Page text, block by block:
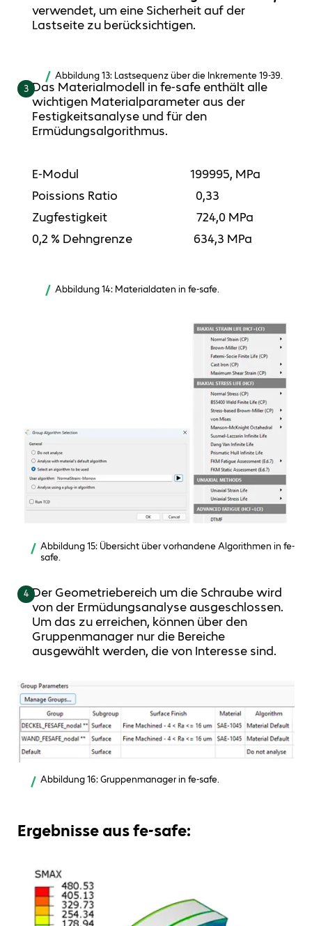
verwendet, um eine Sicherheit auf der
Lastseite zu berücksichtigen.
Abbildung 13: Lastsequenz über die Inkremente 19-39.
3 Das Materialmodell in fe-safe enthält alle
wichtigen Materialparameter aus der
Festigkeitsanalyse und für den
Ermüdungsalgorithmus.
E-Modul 199995, MPa
Poissions Ratio 0,33
Zugfestigkeit 724,0 MPa
0,2 % Dehngrenze 634,3 MPa
Abbildung 14: Materialdaten in fe-safe.
Abbildung 15: Übersicht über vorhandene Algorithmen in fe-
safe.
4 Der Geometriebereich um die Schraube wird
von der Ermüdungsanalyse ausgeschlossen.
Um das zu erreichen, können über den
Gruppenmanager nur die Bereiche
ausgewählt werden, die von Interesse sind.
Abbildung 16: Gruppenmanager in fe-safe.
Ergebnisse aus fe-safe: